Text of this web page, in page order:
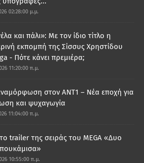
02:28:00 μ.μ.
και πάλι»: Με τον ίδιο τίτλο η
εκπομπή της Σίσσυς Χρηστίδου
- Πότε κάνει πρεμιέρα;
11:20:00 π.μ.
στον ΑΝΤ1 – Νέα εποχή για
και ψυχαγωγία
11:04:00 π.μ.
trailer της σειράς του MEGA «Δυο
10:55:00 π.μ.